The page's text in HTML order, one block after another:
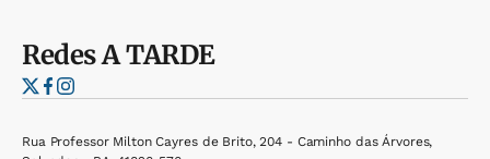
RedesA TARDE
Rua Professor Milton Cayres de Brito, 204 - Caminho das Árvores,